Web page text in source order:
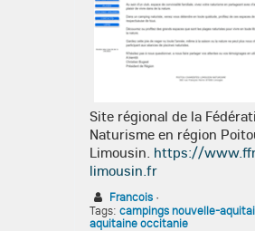
Site régional de la
Naturisme en région
Limousin. https://
limousin.fr
Francois ·
Tags: campings nouvelle-
aquitaine occitanie